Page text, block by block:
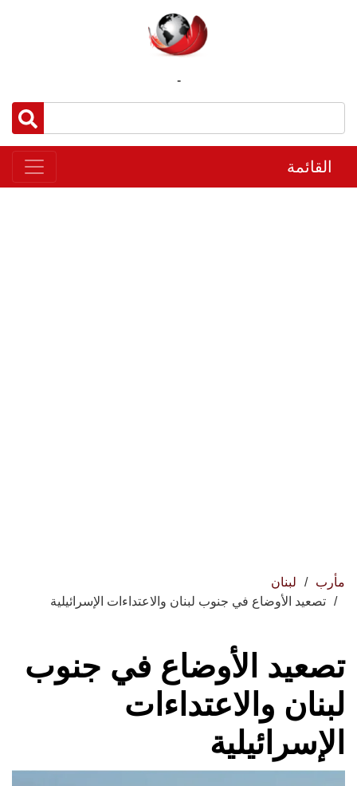
-
القائمة
مأرب
لبنان
تصعيد الأوضاع في جنوب لبنان والاعتداءات الإسرائيلية
تصعيد الأوضاع في جنوب
لبنان والاعتداءات
الإسرائيلية